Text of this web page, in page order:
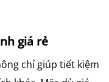
giá rẻ
chỉ giúp tiết kiệm